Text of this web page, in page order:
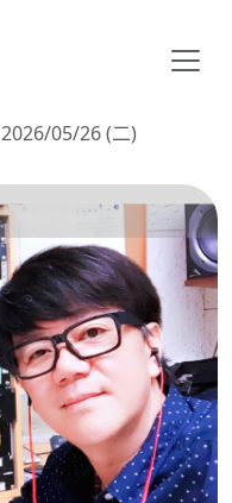
2026/05/26 (二)